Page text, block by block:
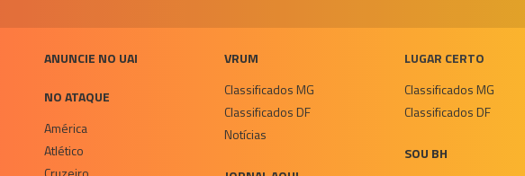
ANUNCIE NO UAI
NO ATAQUE
América
Atlético
VRUM
Classificados MG
Classificados DF
Notícias
LUGAR CERTO
Classificados MG
Classificados DF
SOU BH